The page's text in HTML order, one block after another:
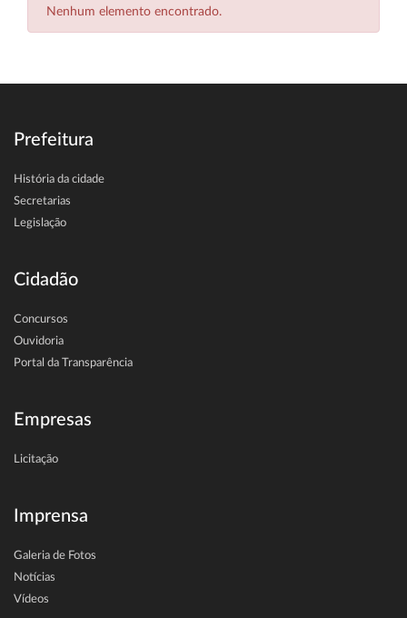
Nenhum elemento encontrado.
Prefeitura
História da cidade
Secretarias
Legislação
Cidadão
Concursos
Ouvidoria
Portal da Transparência
Empresas
Licitação
Imprensa
Galeria de Fotos
Notícias
Vídeos